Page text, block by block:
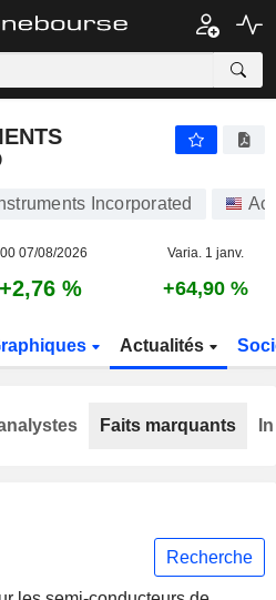
Incorporated
07/08/2026 Varia. 1 janv.
+2,76 % +64,90 %
Actualités
Recherche
Faits marquants